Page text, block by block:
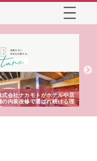
式会社ナカモトがホテルや店
の内装改修で選ばれ続ける理